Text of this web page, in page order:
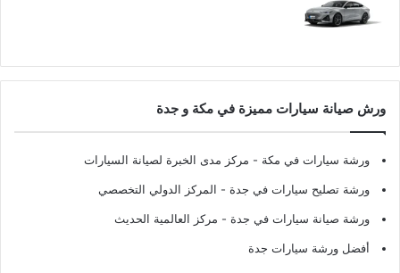
ورش صيانة سيارات مميزة في مكة و جدة
ورشة سيارات في مكة - مركز مدى الخبرة لصيانة السيارات
ورشة تصليح سيارات في جدة - المركز الدولي التخصصي
ورشة صيانة سيارات في جدة - مركز العالمية الحديث
أفضل ورشة سيارات جدة